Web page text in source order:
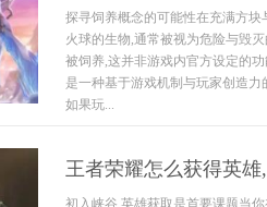
探寻饲养概念的可能性在充满方
火球的生物,通常被视为危险与毁
被饲养,这并非游戏内官方设定的
是一种基于游戏机制与玩家创造
如果玩...
王者荣耀怎么获得英
初入峡谷,英雄获取是首要课题当